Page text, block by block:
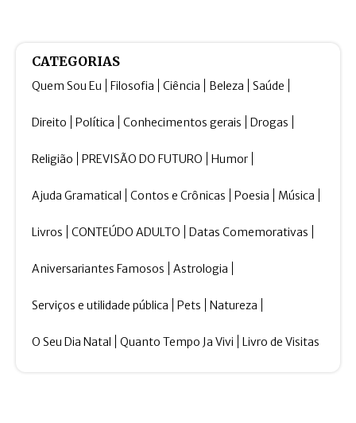
CATEGORIAS
Quem Sou Eu Filosofia Ciência Beleza Saúde
Direito Política Conhecimentos gerais Drogas
Religião PREVISÃO DO FUTURO Humor
Ajuda Gramatical Contos e Crônicas Poesia Música
Livros CONTEÚDO ADULTO Datas Comemorativas
Aniversariantes Famosos Astrologia
Serviços e utilidade pública Pets Natureza
O Seu Dia Natal Quanto Tempo Ja Vivi Livro de Visitas